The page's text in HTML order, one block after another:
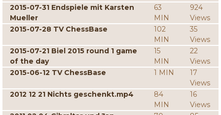
2015-07-31 Endspiele mit Karsten
Mueller
63
MIN
924
Views
2015-07-28 TV ChessBase
102
MIN
35
Views
2015-07-21 Biel 2015 round 1 game
of the day
15
MIN
22
Views
2015-06-12 TV ChessBase
1 MIN
17
Views
2012 12 21 Nichts geschenkt.mp4
84
MIN
16
Views